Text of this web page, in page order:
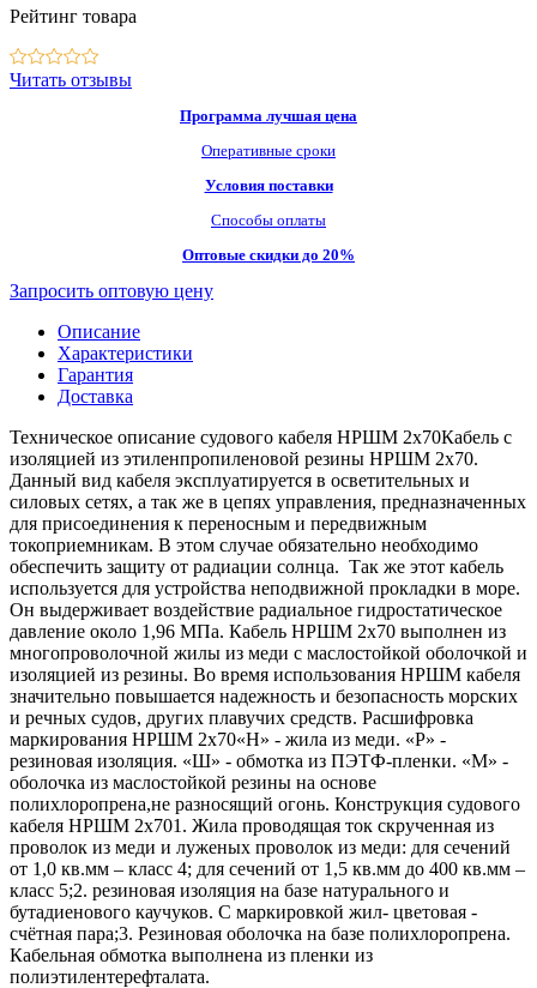
Рейтинг товара
Читать отзывы
Программа лучшая цена
Оперативные сроки
Условия поставки
Способы оплаты
Оптовые скидки до 20%
Запросить оптовую цену
Описание
Характеристики
Гарантия
Доставка
Техническое описание судового кабеля НРШМ 2х70Кабель с
изоляцией из этиленпропиленовой резины НРШМ 2х70.
Данный вид кабеля эксплуатируется в осветительных и
силовых сетях, а так же в цепях управления, предназначенных
для присоединения к переносным и передвижным
токоприемникам. В этом случае обязательно необходимо
обеспечить защиту от радиации солнца. Так же этот кабель
используется для устройства неподвижной прокладки в море.
Он выдерживает воздействие радиальное гидростатическое
давление около 1,96 МПа. Кабель НРШМ 2х70 выполнен из
многопроволочной жилы из меди с маслостойкой оболочкой и
изоляцией из резины. Во время использования НРШМ кабеля
значительно повышается надежность и безопасность морских
и речных судов, других плавучих средств. Расшифровка
маркирования НРШМ 2х70«Н» - жила из меди. «Р» -
резиновая изоляция. «Ш» - обмотка из ПЭТФ-пленки. «М» -
оболочка из маслостойкой резины на основе
полихлоропрена,не разносящий огонь. Конструкция судового
кабеля НРШМ 2х701. Жила проводящая ток скрученная из
проволок из меди и луженых проволок из меди: для сечений
от 1,0 кв.мм – класс 4; для сечений от 1,5 кв.мм до 400 кв.мм –
класс 5;2. резиновая изоляция на базе натурального и
бутадиенового каучуков. С маркировкой жил- цветовая -
счётная пара;3. Резиновая оболочка на базе полихлоропрена.
Кабельная обмотка выполнена из пленки из
полиэтилентерефталата.